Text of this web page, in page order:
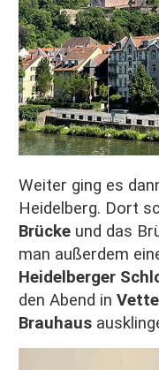
Weiter ging es
Heidelberg. Dort
Brücke und das
man außerdem
Heidelberger
den Abend in
Brauhaus